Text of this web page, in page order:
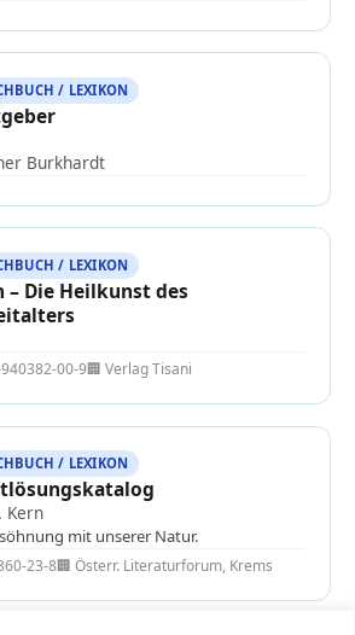
/ LEXIKON
Burkhardt
/ LEXIKON
– Die Heilkunst des
00-9🏢 Verlag Tisani
/ LEXIKON
Kern
mit unserer Natur.
23-8🏢 Österr. Literaturforum, Krems